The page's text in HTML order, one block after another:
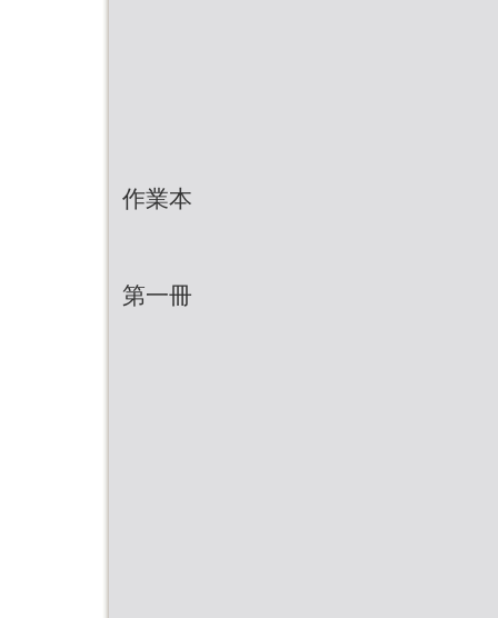
作業本
第一冊